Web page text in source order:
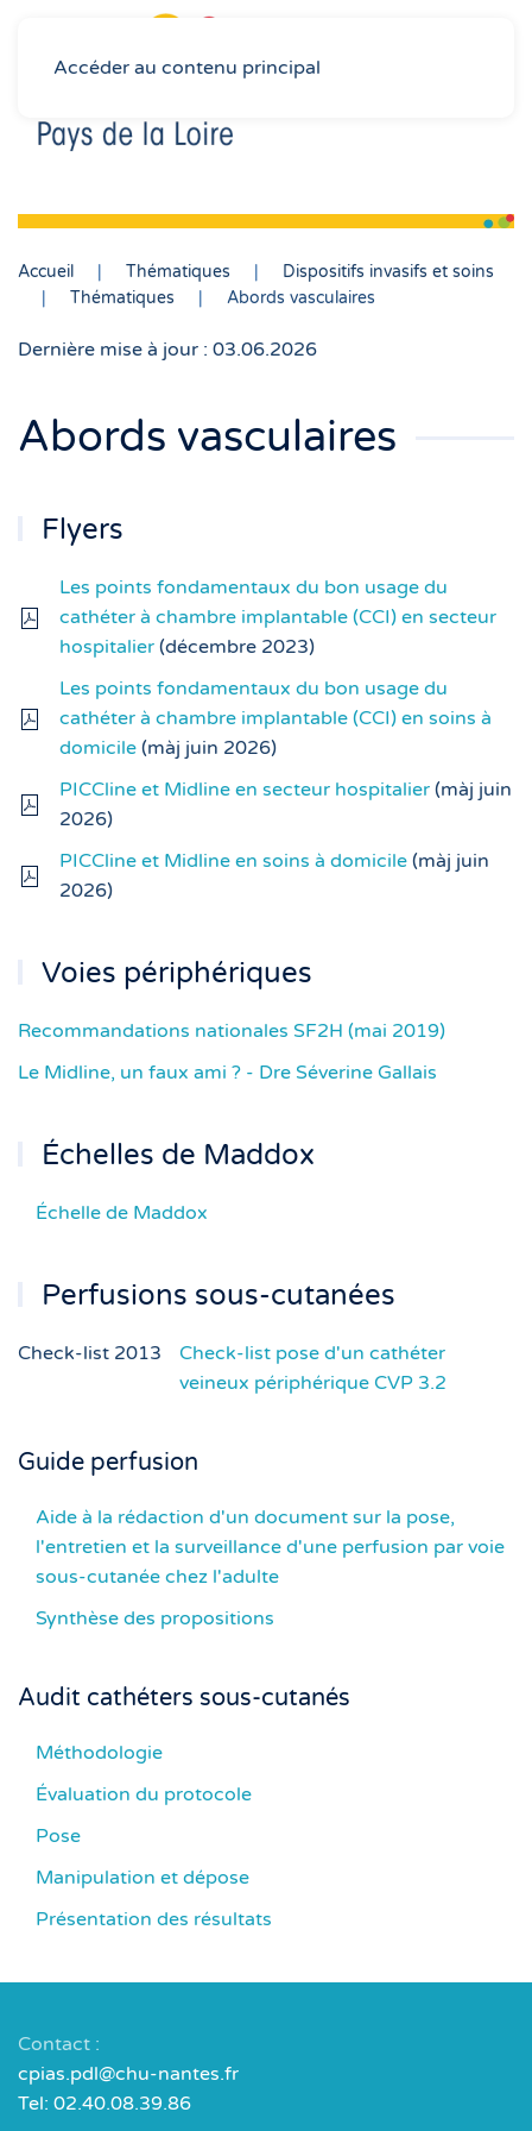
Accéder au contenu principal
Accueil Thématiques
Dispositifs invasifs et soins
Thématiques
Abords vasculaires
Dernière mise à jour : 03.06.2026
Abords vasculaires
Flyers
Les points fondamentaux du bon usage du
cathéter à chambre implantable (CCI) en secteur
hospitalier (décembre 2023)
Les points fondamentaux du bon usage du
cathéter à chambre implantable (CCI) en soins à
domicile (màj juin 2026)
PICCline et Midline en secteur hospitalier (màj juin
2026)
PICCline et Midline en soins à domicile (màj juin
2026)
Voies périphériques
Recommandations nationales SF2H (mai 2019)
Le Midline, un faux ami ? - Dre Séverine Gallais
Échelles de Maddox
Échelle de Maddox
Perfusions sous-cutanées
Check-list 2013
Check-list pose d'un cathéter
veineux périphérique CVP 3.2
Guide perfusion
Aide à la rédaction d'un document sur la pose,
l'entretien et la surveillance d'une perfusion par voie
sous-cutanée chez l'adulte
Synthèse des propositions
Audit cathéters sous-cutanés
Méthodologie
Évaluation du protocole
Pose
Manipulation et dépose
Présentation des résultats
Contact :
cpias.pdl@chu-nantes.fr
Tel: 02.40.08.39.86